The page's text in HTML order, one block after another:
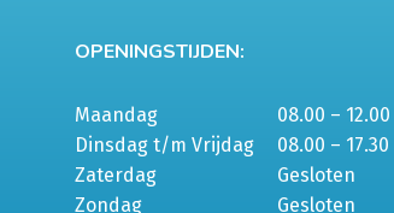
OPENINGSTIJDEN:
Maandag
08.00 – 12.00
Dinsdag t/m Vrijdag
08.00 – 17.30
Zaterdag
Gesloten
Zondag
Gesloten